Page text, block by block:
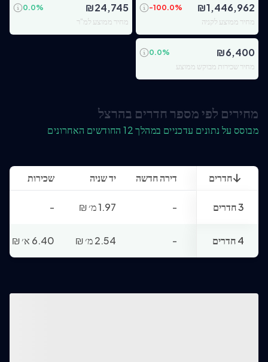
₪1,446,962
-100.0%
מחיר ממוצע לקניה
₪24,745
0.0%
מחיר ממוצע למ"ר
₪6,400
0.0%
מחיר שכירות מבוקש ממוצע
מחירים לפי מספר חדרים בהרצל
מבוסס על נתונים עדכניים במהלך 12 החודשים האחרונים
חדרים דירה חדשה יד שניה שכירות
3 חדרים - 1.97 מ׳ ₪
-
4 חדרים - 2.54 מ׳ ₪ 6.40 א׳ ₪